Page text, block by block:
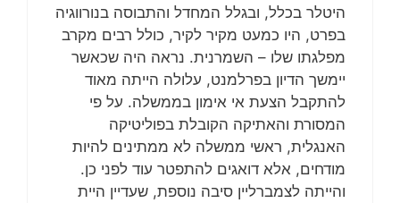
היטלר בכלל, ובגלל המחדל והתבוסה בנורווגיה
בפרט, היו כמעט מקיר לקיר, כולל רבים מקרב
מפלגתו שלו – השמרנית. נראה היה שכאשר
יימשך הדיון בפרלמנט, עלולה הייתה מאוד
להתקבל הצעת אי אימון בממשלה. על פי
המסורת והאתיקה הקובלת בפוליטיקה
האנגלית, ראשי ממשלה לא ממתינים להיות
מודחים, אלא דואגים להתפטר עוד לפני כן.
והייתה לצמברליין סיבה נוספת, שעדיין היית